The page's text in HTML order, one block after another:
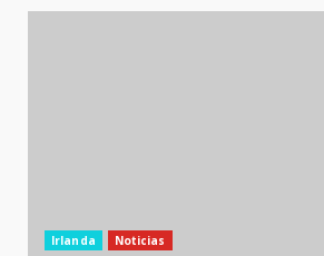
Irlanda Noticias